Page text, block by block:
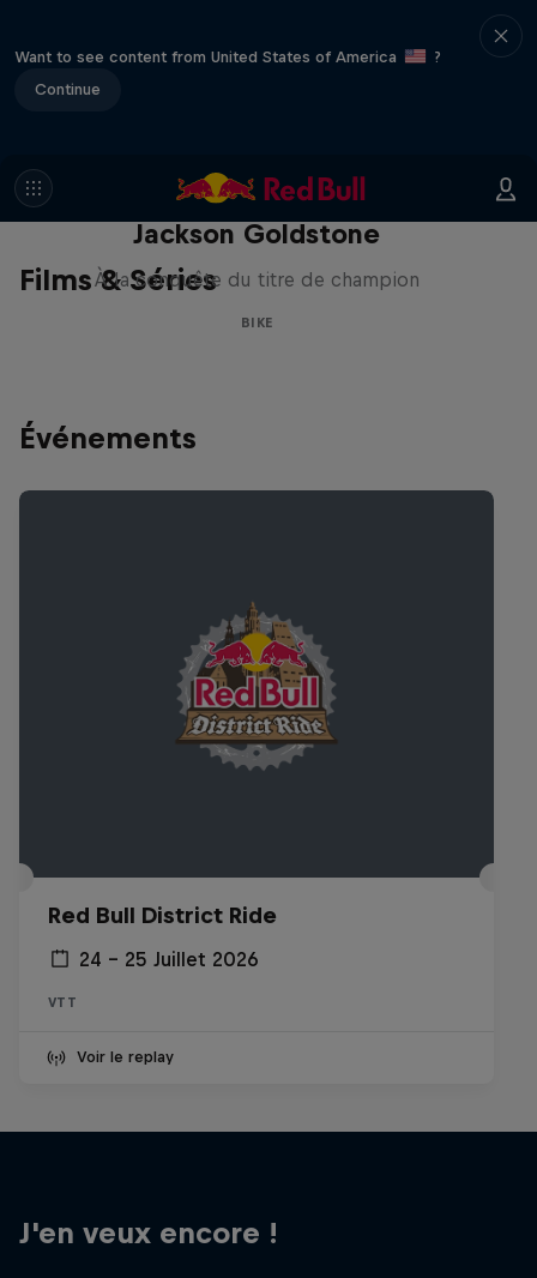
Want to see content from United States of America
?
Continue
Films & Séries
The Search for Milliseconds:
Jackson Goldstone
À la conquête du titre de champion
BIKE
Événements
Red Bull District Ride
24 – 25 Juillet 2026
VTT
Voir le replay
J'en veux encore !